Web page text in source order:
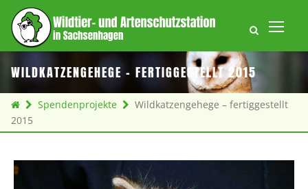
WILDKATZENGEHEGE – FERTIGGESTELLT 2015
Spendenprojekte
Wildkatzengehege – fertiggestellt
2015